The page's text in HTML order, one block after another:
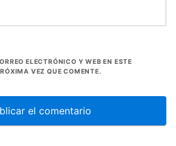
ELECTRÓNICO Y WEB EN ESTE
VEZ QUE COMENTE.